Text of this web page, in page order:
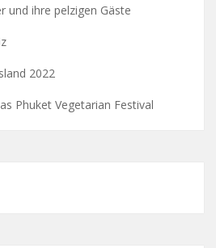
und ihre pelzigen Gäste
2022
Phuket Vegetarian Festival